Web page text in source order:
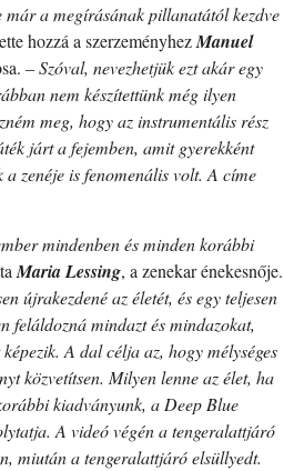
már a megírásának pillanatától kezdve
hozzá a szerzeményhezManuel
–Szóval, nevezhetjük ezt akár egy
nem készítettünk még ilyen
meg, hogy az instrumentális rész
járt a fejemben, amit gyerekként
a zenéje is fenomenális volt. A címe
mindenben és minden korábbi
Maria Lessing, a zenekar énekesnője.
újrakezdené az életét, és egy teljesen
feláldozná mindazt és mindazokat,
A dal célja az, hogy mélységes
közvetítsen. Milyen lenne az élet, ha
kiadványunk, a Deep Blue
A videó végén a tengeralattjáró
miután a tengeralattjáró elsüllyedt.